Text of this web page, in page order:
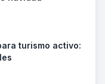
turismo activo: